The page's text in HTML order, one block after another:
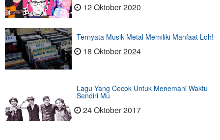
12 Oktober 2020
Ternyata Musik Metal Memiliki Manfaat Loh!
18 Oktober 2024
Lagu Yang Cocok Untuk Menemani Waktu
Sendiri Mu
24 Oktober 2017